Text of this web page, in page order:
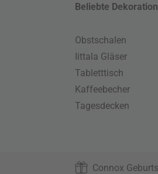
Beliebte
Obstschalen
Iittala Gläser
Tabletttisch
Kaffeebecher
Tagesdecken
Connox